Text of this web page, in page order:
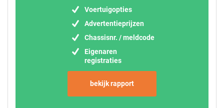
Voertuigopties
Advertentieprijzen
Chassisnr. / meldcode
Eigenaren
registraties
bekijk rapport